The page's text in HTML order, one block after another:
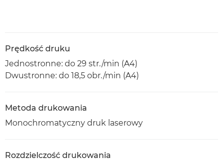
Prędkość druku
Jednostronne: do 29 str./min (A4)
Dwustronne: do 18,5 obr./min (A4)
Metoda drukowania
Monochromatyczny druk laserowy
Rozdzielczość drukowania